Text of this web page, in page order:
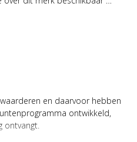
en daarvoor hebben
ontwikkeld,
ontvangt.